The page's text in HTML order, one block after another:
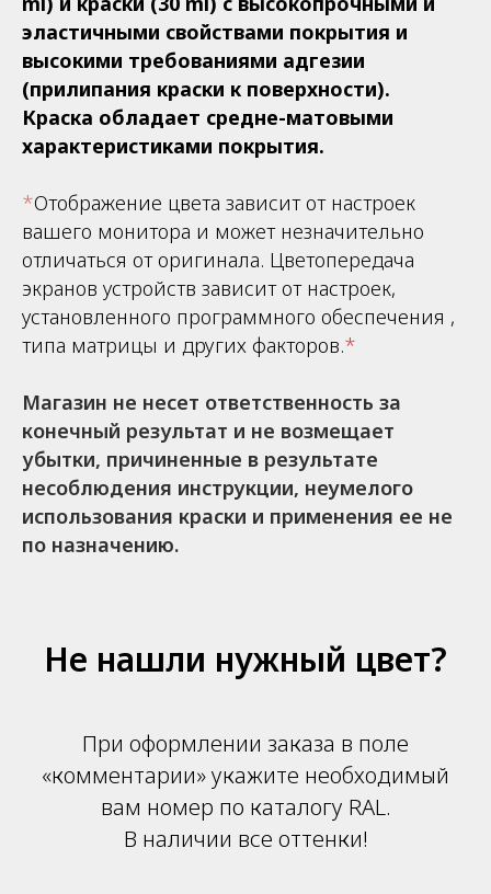
эластичными свойствами покрытия и
высокими требованиями адгезии
(прилипания краски к поверхности).
Краска обладает средне-матовыми
характеристиками покрытия.
*Отображение цвета зависит от настроек
вашего монитора и может незначительно
отличаться от оригинала. Цветопередача
экранов устройств зависит от настроек,
установленного программного обеспечения ,
типа матрицы и других факторов.*
Магазин не несет ответственность за
конечный результат и не возмещает
убытки, причиненные в результате
несоблюдения инструкции, неумелого
использования краски и применения ее не
по назначению.
Не нашли нужный цвет?
При оформлении заказа в поле
«комментарии» укажите необходимый
вам номер по каталогу RAL.
В наличии все оттенки!